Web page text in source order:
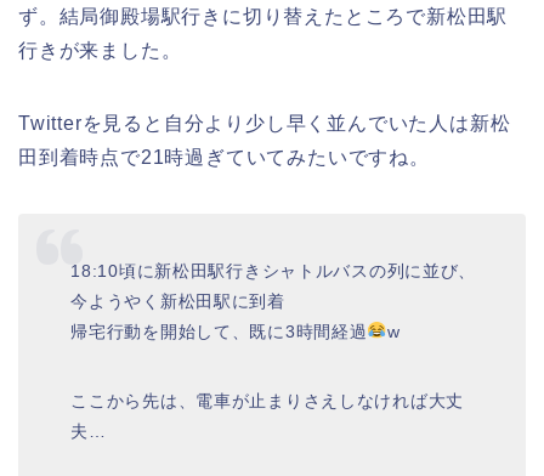
ず。結局御殿場駅行きに切り替えたところで新松田駅
行きが来ました。
Twitterを見ると自分より少し早く並んでいた人は新松
田到着時点で21時過ぎていてみたいですね。
18:10頃に新松田駅行きシャトルバスの列に並び、
今ようやく新松田駅に到着
帰宅行動を開始して、既に3時間経過
w
ここから先は、電車が止まりさえしなければ大丈
夫…